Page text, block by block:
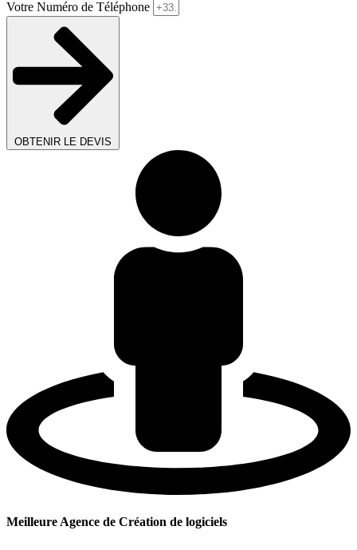
Votre Numéro de Téléphone
OBTENIR LE DEVIS
Meilleure Agence de Création de logiciels